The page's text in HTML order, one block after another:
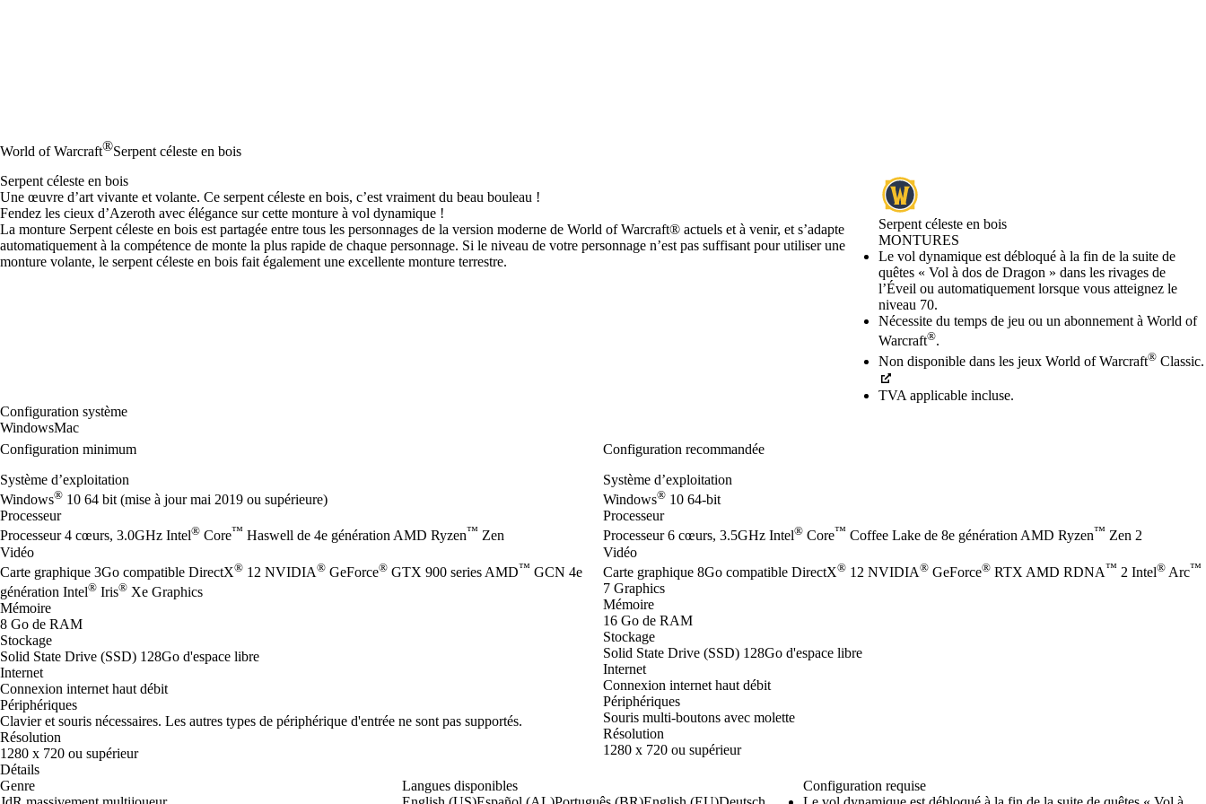
World of Warcraft®Serpent céleste en bois
Serpent céleste en bois
MONTURES
Prix
Available actions
Le vol dynamique est débloqué à la fin de la suite de
quêtes « Vol à dos de Dragon » dans les rivages de
l’Éveil ou automatiquement lorsque vous atteignez le
niveau 70.
Nécessite du temps de jeu ou un abonnement à World of
Warcraft®.
Non disponible dans les jeux World of Warcraft® Classic.
TVA applicable incluse.
Serpent céleste en bois
Une œuvre d’art vivante et volante. Ce serpent céleste en bois, c’est vraiment du beau bouleau !
Fendez les cieux d’Azeroth avec élégance sur cette monture à vol dynamique !
La monture Serpent céleste en bois est partagée entre tous les personnages de la version moderne de World of Warcraft® actuels et à venir, et s’adapte
automatiquement à la compétence de monte la plus rapide de chaque personnage. Si le niveau de votre personnage n’est pas suffisant pour utiliser une
monture volante, le serpent céleste en bois fait également une excellente monture terrestre.
Configuration système
WindowsMac
Configuration minimum
Système d’exploitation
Windows® 10 64 bit (mise à jour mai 2019 ou supérieure)
Processeur
Processeur 4 cœurs, 3.0GHz Intel® Core™ Haswell de 4e génération AMD Ryzen™ Zen
Vidéo
Carte graphique 3Go compatible DirectX® 12 NVIDIA® GeForce® GTX 900 series AMD™ GCN 4e
génération Intel® Iris® Xe Graphics
Mémoire
8 Go de RAM
Stockage
Solid State Drive (SSD) 128Go d'espace libre
Internet
Connexion internet haut débit
Périphériques
Clavier et souris nécessaires. Les autres types de périphérique d'entrée ne sont pas supportés.
Résolution
1280 x 720 ou supérieur
Configuration recommandée
Système d’exploitation
Windows® 10 64-bit
Processeur
Processeur 6 cœurs, 3.5GHz Intel® Core™ Coffee Lake de 8e génération AMD Ryzen™ Zen 2
Vidéo
Carte graphique 8Go compatible DirectX® 12 NVIDIA® GeForce® RTX AMD RDNA™ 2 Intel® Arc™
7 Graphics
Mémoire
16 Go de RAM
Stockage
Solid State Drive (SSD) 128Go d'espace libre
Internet
Connexion internet haut débit
Périphériques
Souris multi-boutons avec molette
Résolution
1280 x 720 ou supérieur
Détails
Genre
Langues disponibles
Configuration requise